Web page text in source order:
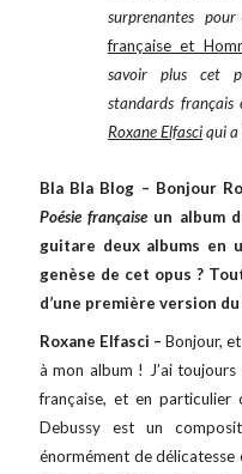
surprenantes
française et
savoir plus cet
standards français
Roxane Elfasciqui a
Bla Bla Blog – Bonjour
Poésie française un album
guitare deux albums en
genèse de cet opus ?
d’une première version du
Roxane Elfasci –Bonjour,
à mon album ! J’ai
française, et en particulier
Debussy est un
énormément de